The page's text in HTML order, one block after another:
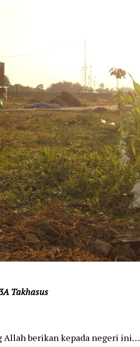
Takhasus
Allah berikan kepada negeri ini…